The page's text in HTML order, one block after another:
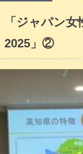
「ジャパン
2025」②